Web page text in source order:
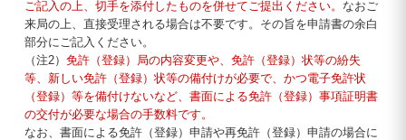
ご記入の上、切手を添付したものを併せてご提出ください。 なおご
来局の上、直接受理される場合は不要です。その旨を申請書の余白
部分にご記入ください。
（注2） 免許（登録）局の内容変更や、免許（登録）状等の紛失
等、新しい免許（登録）状等の備付けが必要で、かつ電子免許状
（登録）等を備付けないなど、書面による免許（登録）事項証明書
の交付が必要な場合の手数料です。
なお、書面による免許（登録）申請や再免許（登録）申請の場合に